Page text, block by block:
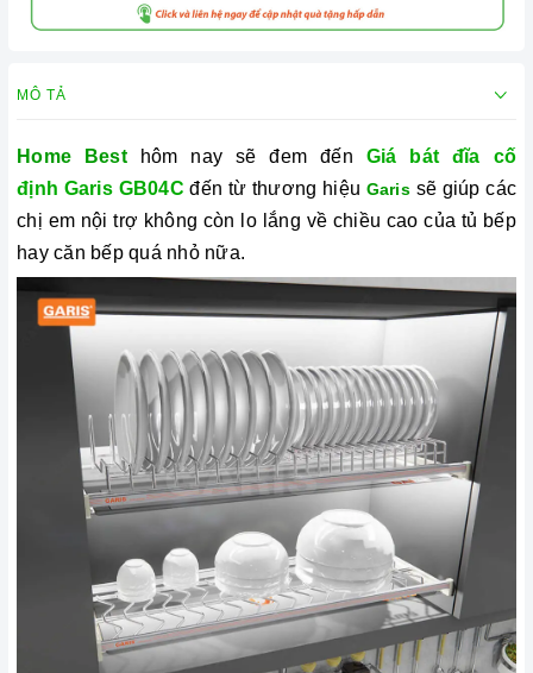
MÔ TẢ
Home Besthôm nay sẽ đem đến Giá bát đĩa cố
định Garis GB04Cđến từ thương hiệu Garissẽ giúp các
chị em nội trợ không còn lo lắng về chiều cao của tủ bếp
hay căn bếp quá nhỏ nữa.